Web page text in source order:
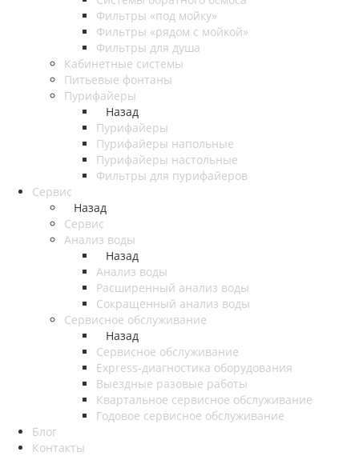
Фильтры «под мойку»
Фильтры «рядом с мойкой»
Фильтры для душа
Кабинетные системы
Питьевые фонтаны
Пурифайеры
Назад
Пурифайеры
Пурифайеры напольные
Пурифайеры настольные
Фильтры для пурифайеров
Сервис
Назад
Сервис
Анализ воды
Назад
Анализ воды
Расширенный анализ воды
Сокращенный анализ воды
Сервисное обслуживание
Назад
Сервисное обслуживание
Express-диагностика оборудования
Выездные разовые работы
Квартальное сервисное обслуживание
Годовое сервисное обслуживание
Блог
Контакты